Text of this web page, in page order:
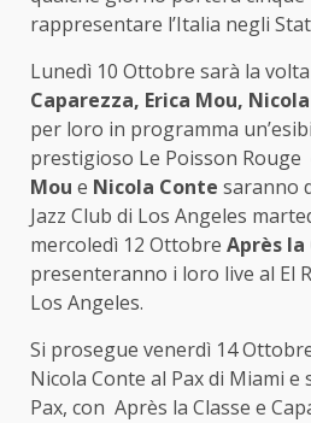
rappresentare l’Italia negli
Lunedì 10 Ottobre sarà la
Caparezza, Erica Mou,
per loro in programma
prestigioso Le Poisson Rouge
Mou e Nicola Conte saranno
Jazz Club di Los Angeles
mercoledì 12 Ottobre Après la
presenteranno i loro live al El
Los Angeles.
Si prosegue venerdì 14
Nicola Conte al Pax di Miami e
Pax, con Après la Classe e